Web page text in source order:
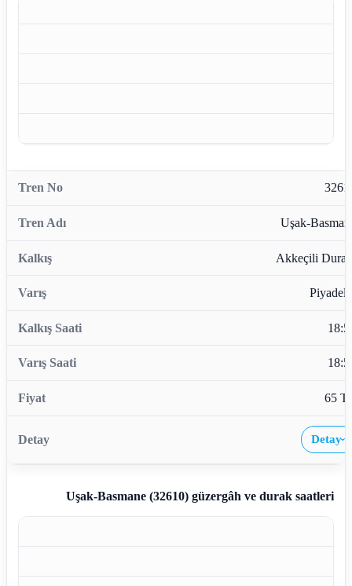
Uşak-
Akkeçili
65
Detay›
Uşak-Basmane (32610)güzergâh ve durak saatleri